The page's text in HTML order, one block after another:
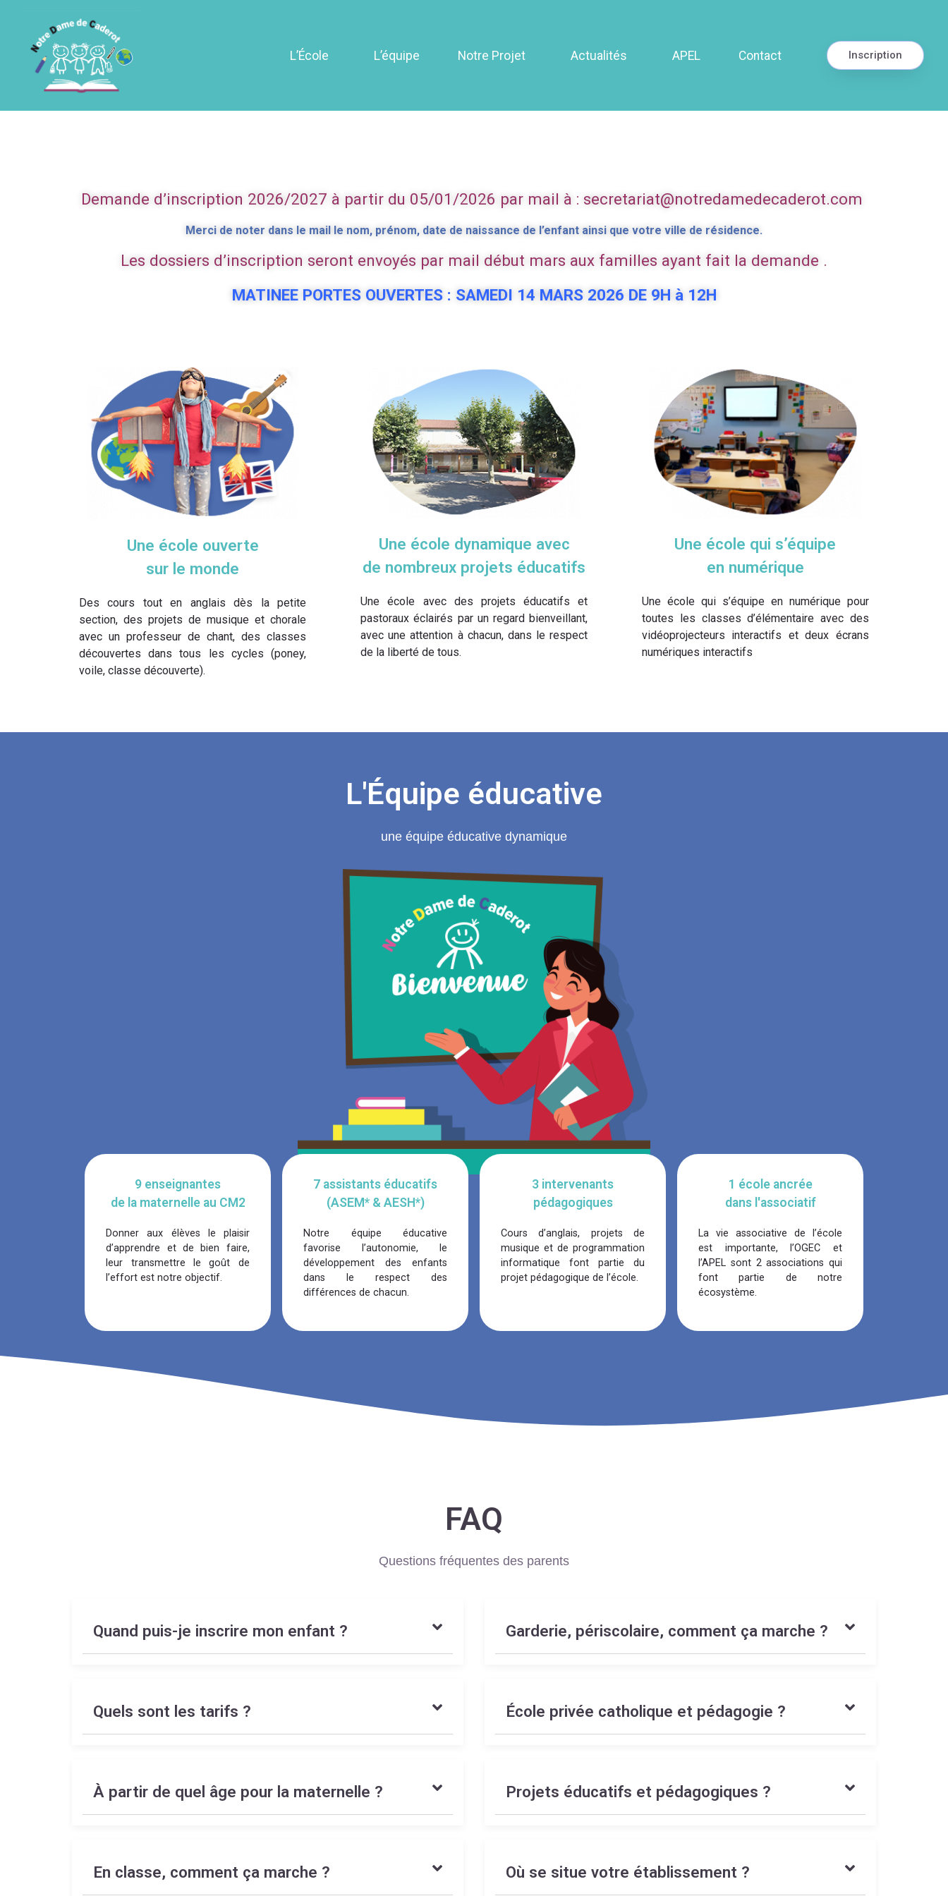
L’École L’équipe Notre Projet Actualités APEL Contact Inscription
Demande d’inscription 2026/2027 à partir du 05/01/2026 par mail à : secretariat@notredamedecaderot.com
Merci de noter dans le mail le nom, prénom, date de naissance de l’enfant ainsi que votre ville de résidence.
Les dossiers d’inscription seront envoyés par mail début mars aux familles ayant fait la demande .
MATINEE PORTES OUVERTES : SAMEDI 14 MARS 2026 DE 9H à 12H
Une école ouverte
sur le monde
Des cours tout en anglais dès la petite
section, des projets de musique et chorale
avec un professeur de chant, des classes
découvertes dans tous les cycles (poney,
voile, classe découverte).
Une école dynamique avec
de nombreux projets éducatifs
Une école avec des projets éducatifs et
pastoraux éclairés par un regard bienveillant,
avec une attention à chacun, dans le respect
de la liberté de tous.
Une école qui s’équipe
en numérique
Une école qui s’équipe en numérique pour
toutes les classes d’élémentaire avec des
vidéoprojecteurs interactifs et deux écrans
numériques interactifs
L'Équipe éducative
une équipe éducative dynamique
9 enseignantes
de la maternelle au CM2
Donner aux élèves le plaisir
d’apprendre et de bien faire,
leur transmettre le goût de
l’effort est notre objectif.
7 assistants éducatifs
(ASEM*& AESH*)
Notre équipe éducative
favorise l’autonomie, le
développement des enfants
dans le respect des
différences de chacun.
3 intervenants
pédagogiques
Cours d’anglais, projets de
musique et de programmation
informatique font partie du
projet pédagogique de l’école.
1 école ancrée
dans l'associatif
La vie associative de l’école
est importante, l’OGEC et
l’APEL sont 2 associations qui
font partie de notre
écosystème.
FAQ
Questions fréquentes des parents
Quand puis-je inscrire mon enfant ? Garderie, périscolaire, comment ça marche ?
Quels sont les tarifs ? École privée catholique et pédagogie ?
À partir de quel âge pour la maternelle ? Projets éducatifs et pédagogiques ?
En classe, comment ça marche ? Où se situe votre établissement ?